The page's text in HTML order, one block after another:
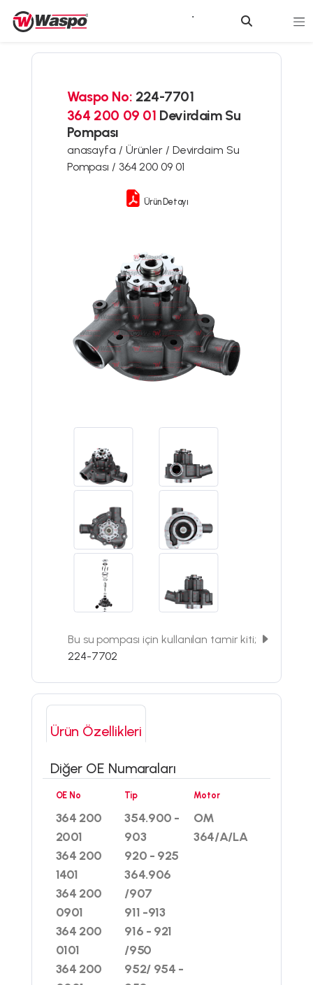
Waspo No: 224-7701
364 200 09 01 Devirdaim Su
Pompası
anasayfa / Ürünler / Devirdaim Su
Pompası / 364 200 09 01
Ürün Detayı
Bu su pompası için kullanılan tamir kiti;
224-7702
Ürün Özellikleri
Diğer OE Numaraları
OE No
364 200
2001
364 200
1401
364 200
0901
364 200
0101
364 200
Tip
354.900 -
903
920 - 925
364.906
/907
911 -913
916 - 921
/950
952/ 954 -
Motor
OM
364/A/LA